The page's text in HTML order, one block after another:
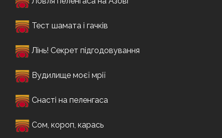
Тест шамата і гачків
Лінь! Секрет підгодовування
Вудилище моєї мрії
Снасті на пеленгаса
Сом, короп, карась